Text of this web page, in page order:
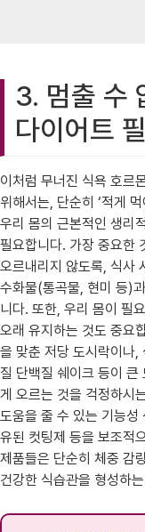
3. 멈출 수
다이어트
이처럼 무너진 식욕 호르
위해서는, 단순히 ‘적게
우리 몸의 근본적인 생리
필요합니다. 가장 중요한
오르내리지 않도록, 식사
수화물(통곡물, 현미 등)
니다. 또한, 우리 몸이 필
오래 유지하는 것도 중요
을 맞춘 저당 도시락이나,
질 단백질 쉐이크 등이
게 오르는 것을 걱정하시
도움을 줄 수 있는 기능
유된 컷팅제 등을 보조적
제품들은 단순히 체중 감
건강한 식습관을 형성하